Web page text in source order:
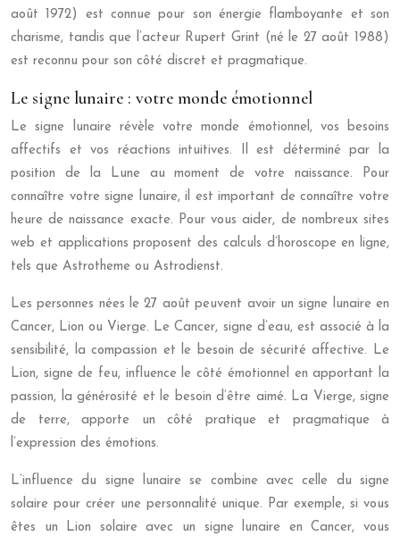
août 1972) est connue pour son énergie flamboyante et son
charisme, tandis que l’acteur Rupert Grint (né le 27 août 1988)
est reconnu pour son côté discret et pragmatique.
Le signe lunaire : votre monde émotionnel
Le signe lunaire révèle votre monde émotionnel, vos besoins
affectifs et vos réactions intuitives. Il est déterminé par la
position de la Lune au moment de votre naissance. Pour
connaître votre signe lunaire, il est important de connaître votre
heure de naissance exacte. Pour vous aider, de nombreux sites
web et applications proposent des calculs d’horoscope en ligne,
tels que Astrotheme ou Astrodienst.
Les personnes nées le 27 août peuvent avoir un signe lunaire en
Cancer, Lion ou Vierge. Le Cancer, signe d’eau, est associé à la
sensibilité, la compassion et le besoin de sécurité affective. Le
Lion, signe de feu, influence le côté émotionnel en apportant la
passion, la générosité et le besoin d’être aimé. La Vierge, signe
de terre, apporte un côté pratique et pragmatique à
l’expression des émotions.
L’influence du signe lunaire se combine avec celle du signe
solaire pour créer une personnalité unique. Par exemple, si vous
êtes un Lion solaire avec un signe lunaire en Cancer, vous